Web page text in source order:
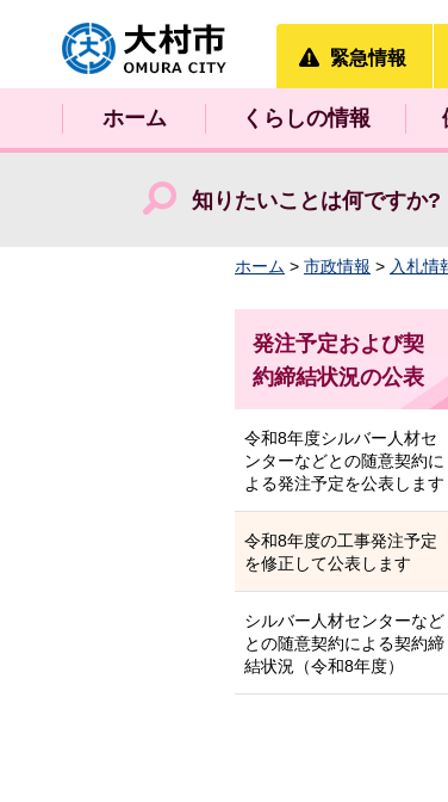
大村市
緊急情報
ホーム くらしの情報
知りたいことは何ですか?
ホーム > 市政情報 > 入札情
発注予定および契
約締結状況の公表
令和8年度シルバー人材セ
ンターなどとの随意契約に
よる発注予定を公表します
令和8年度の工事発注予定
を修正して公表します
シルバー人材センターなど
との随意契約による契約締
結状況（令和8年度）